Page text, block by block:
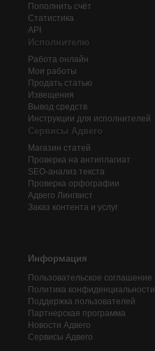
Пополнить счёт
Статистика
API
Исполнителю
Работа онлайн
Мои работы
Продать статью
Извещения
Вывод средств
Инструкции для исполнителей
Сервисы Адвего
Магазин статей
Проверка на антиплагиат
SEO-анализ текста
Проверка орфографии
Адвего Лингвист
Заказ контента и услуг
Информация
Пользовательское соглашение
Политика конфиденциальности
Поддержка пользователей
Партнерская программа
Новости Адвего
Сервисы Адвего